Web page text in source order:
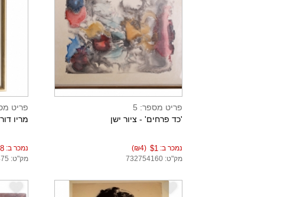
פריט מספר: 5
'כד פרחים' - ציור ישן
נמכר ב: $1
(₪4)
מק"ט: 732754160
פריט
מריו
נמכר ב:
מק"ט: 124842475